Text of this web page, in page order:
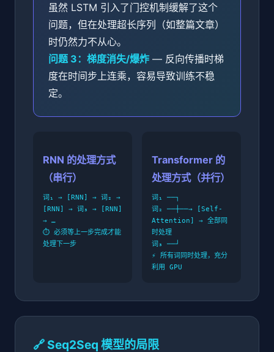
虽然 LSTM 引入了门控机制缓解了这个
问题，但在处理超长序列（如整篇文章）
时仍然力不从心。
问题 3：梯度消失/爆炸— 反向传播时梯
度在时间步上连乘，容易导致训练不稳
定。
RNN 的处理方式
（串行）
词₁ → [RNN] → 词₂ →
[RNN] → 词₃ → [RNN]
→ …
⏱️ 必须等上一步完成才能
处理下一步
Transformer 的
处理方式（并行）
词₁ ──┐
词₂ ──┼──→ [Self-
Attention] → 全部同
时处理
词₃ ──┘
⚡ 所有词同时处理，充分
利用 GPU
🔗 Seq2Seq 模型的局限